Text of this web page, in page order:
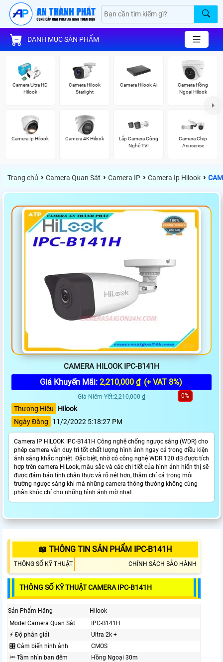
DANH MỤC SẢN PHẨM
Camera Ultra HD
Hilook
Camera Hilook
Starlight
Camera Hilook Ai
Camera Hồng
Ngoại Hilook
Camera Ip Hilook Camera 4K Hilook
Lắp Camera Công
Nghệ TVI
Camera Chip
Acusense
Trang chủ › Camera Quan Sát › Camera IP › Camera Ip Hilook ›
CAMERA HILOOK IPC-B141H
Giá Khuyến Mãi: 2,210,000 ₫ (+ VAT 8%)
Giá Niêm Yết:2,210,000 ₫ 0%
Thương Hiệu
Hilook
Ngày Đăng
11/2/2022 5:18:27 PM
Camera IP HILOOK IPC-B141H Công nghệ chống ngược sáng (WDR) cho
phép camera vẫn duy trì tốt chất lượng hình ảnh ngay cả trong điều kiện
ánh sáng khắc nghiệt. Đặc biệt, nhờ có công nghệ WDR 120 dB được tích
hợp trên camera HiLook, màu sắc và các chi tiết của hình ảnh hiển thị sẽ
được đảm bảo tính chân thực và rõ nét hơn, thậm chí cả trong môi
trường ngược sáng khi mà những camera thông thường không cùng
phân khúc chỉ cho những hình ảnh mờ nhạt
📖 THÔNG TIN SẢN PHẨM IPC-B141H
THÔNG SỐ KỸ THUẬT CHÍNH SÁCH BẢO HÀNH
THÔNG SỐ KỸ THUẬT CAMERA IPC-B141H
Sản Phẩm Hãng
Hilook
Model Camera Quan Sát
IPC-B141H
️⚡ Độ phân giải
Ultra 2k +
🎛 Cảm biến hình ảnh
CMOS
🔦 Tầm nhìn ban đêm
Hồng Ngoại 30m